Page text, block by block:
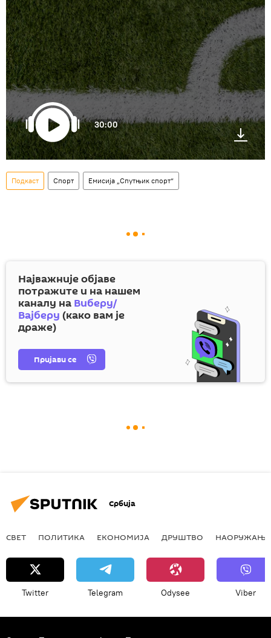
30:00
Подкаст Спорт Емисија „Спутњик спорт“
Најважније објаве
потражите и на нашем
каналу на Виберу/
Вајберу (како вам је
драже)
Пријави се
Србија
СВЕТ ПОЛИТИКА ЕКОНОМИЈА ДРУШТВО НАОРУЖАЊЕ
Twitter Telegram Odysee Viber